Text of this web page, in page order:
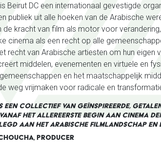
Beirut DC een internationaal gevestigde
publiek uit alle hoeken van de Arabische
de kracht van film als motor voor
cinema als een recht op alle
recht van Arabische artiesten om hun eigen
middelen, evenementen en virtuele en
en het maatschappelijk
weg vrijmaken voor radicale en
EEN COLLECTIEF VAN GEÏNSPIREERDE,
HET ALLEREERSTE BEGIN AAN CINEMA
AAN HET ARABISCHE FILMLANDSCHAP EN
PRODUCER